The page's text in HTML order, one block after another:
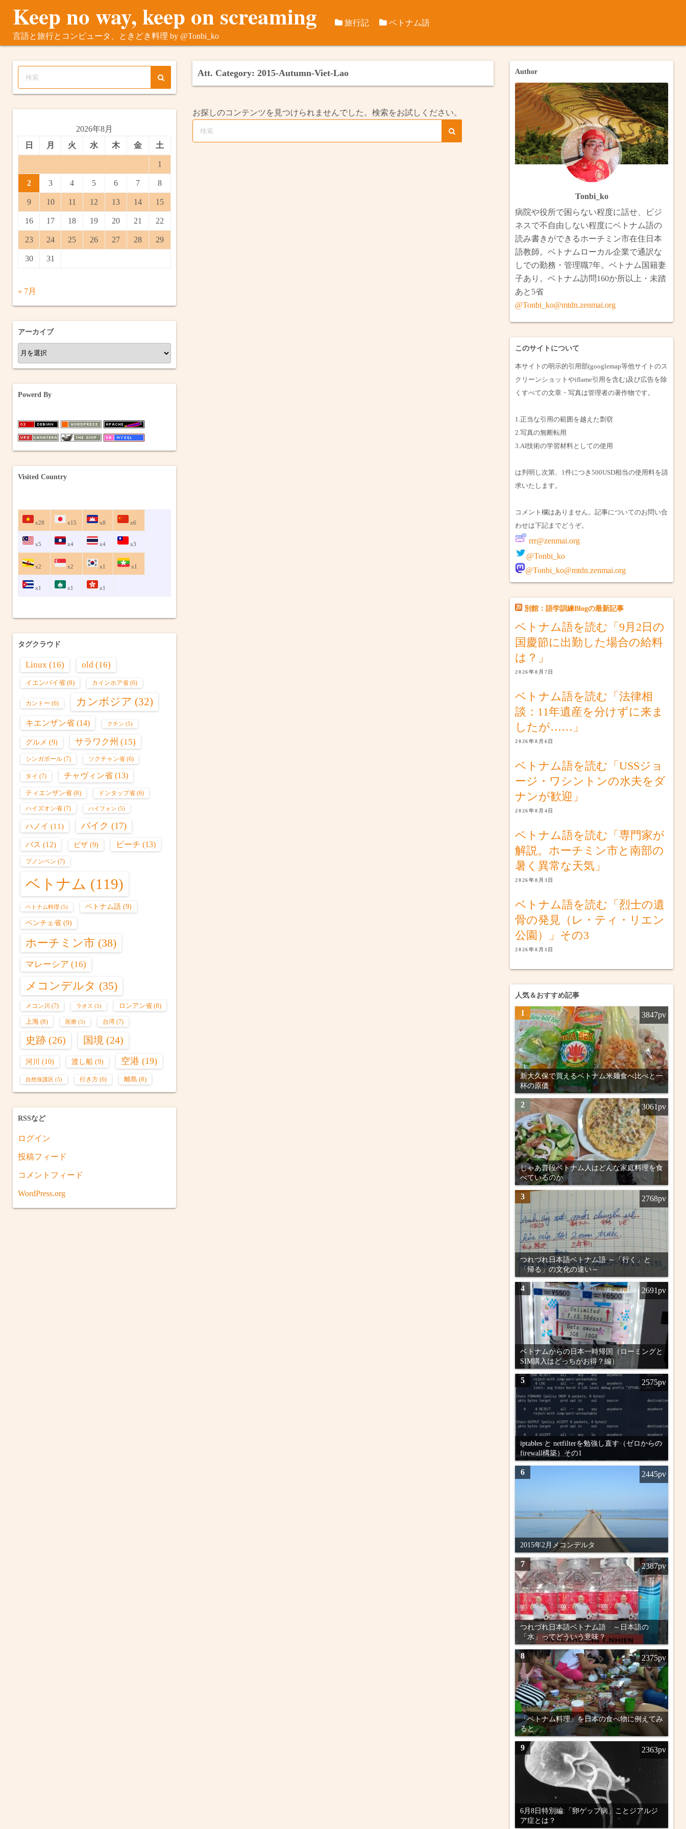
ン
Keep no way, keep on screaming
言語と旅行とコンピュータ、ときどき料理 by @Tonbi_ko
旅行記
旅行データ 訪問歴
ベトナム国内のメコン川について
国際旅行記 2012年8月ベトナム・台湾（完）
2013年インドシナ・ボルネオ
2015年2月メコンデルタ
2015年秋ベトナム・ラオス南部縦断
2016年秋 香港澳門・中国南部・ベトナム・台湾
2017年雲南とベトナム縦断・ラオス・カンボジア
2018年夏ミリ・ブルネイ（完）
2018年秋プノンペン・ウドン（完）
2023年・夫婦でタイ旅行（完）
2018年冬のバイク旅：カンゾー県とゴーコン市・メコン川の渡し船巡り（
2019年テトのバイク旅：ヴィンロン・タンラップ水上村・スヴァイリエン
2019年秋のビザラン旅：ホングとチャムチム（完）
カンゾー県からフェリーでブンタウへ（完）
2021年12月ロンアン省・タイニン省小旅行（完）
ビンズォン省へ焼けた戦車を見に行く（完）
ドンナイ省の巨大マリア像と水上住宅を見に行く（完）
2023年5月メコンデルタのバイク旅（完）
ベトナム語
つれづれ日本語ベトナム語
Att. Category: 2015-Autumn-Viet-Lao
お探しのコンテンツを見つけられませんでした。検索をお試しください。
2026年8月
日
月 火 水 木 金 土
1
2 3 4 5 6 7 8
9 10 11 12 13 14 15
16 17 18 19 20 21 22
23 24 25 26 27 28 29
30 31
« 7月
アーカイブ
ア
ー
Powerd By
Visited Country
x28 x15 x8 x6
x5 x4 x4 x3
x2 x2 x1 x1
x1 x1 x1
タグクラウド
Linux (16) old (16)
イエンバイ省 (8) カインホア省 (6)
カントー (6) カンボジア (32)
キエンザン省 (14) クチン (5)
グルメ (9) サラワク州 (15)
シンガポール (7) ソクチャン省 (6)
タイ (7) チャヴィン省 (13)
ティエンザン省 (8) ドンタップ省 (6)
ハイズオン省 (7) ハイフォン (5)
ハノイ (11) バイク (17)
バス (12) ビザ (9) ビーチ (13)
プノンペン (7)
ベトナム (119)
ベトナム料理 (5) ベトナム語 (9)
ベンチェ省 (9)
ホーチミン市 (38)
マレーシア (16)
メコンデルタ (35)
メコン川 (7) ラオス (5) ロンアン省 (8)
上海 (8) 医療 (5) 台湾 (7)
史跡 (26) 国境 (24)
河川 (10) 渡し船 (9) 空港 (19)
自然保護区 (5) 行き方 (6) 離島 (8)
RSSなど
ログイン
投稿フィード
コメントフィード
WordPress.org
Author
Tonbi_ko
病院や役所で困らない程度に話せ、ビジ
ネスで不自由しない程度にベトナム語の
読み書きができるホーチミン市在住日本
語教師。ベトナムローカル企業で通訳な
しでの勤務・管理職7年。ベトナム国籍妻
子あり。ベトナム訪問160か所以上・未踏
あと5省
@Tonbi_ko@mtdn.zenmai.org
このサイトについて
本サイトの明示的引用部(googlemap等他サイトのス
クリーンショットやiflame引用を含む)及び広告を除
くすべての文章・写真は管理者の著作物です。
1.正当な引用の範囲を越えた剽窃
2.写真の無断転用
3.AI技術の学習材料としての使用
は判明し次第、1件につき500USD相当の使用料を請
求いたします。
コメント欄はありません。記事についてのお問い合
わせは下記までどうぞ。
rrr@zenmai.org
@Tonbi_ko
@Tonbi_ko@mtdn.zenmai.org
別館：語学訓練Blogの最新記事
ベトナム語を読む「9月2日の
国慶節に出勤した場合の給料
は？」
2026年8月7日
ベトナム語を読む「法律相
談：11年遺産を分けずに来ま
したが……」
2026年8月6日
ベトナム語を読む「USSジョ
ージ・ワシントンの水夫をダ
ナンが歓迎」
2026年8月4日
ベトナム語を読む「専門家が
解説。ホーチミン市と南部の
暑く異常な天気」
2026年8月3日
ベトナム語を読む「烈士の遺
骨の発見（レ・ティ・リエン
公園）」その3
2026年8月1日
人気＆おすすめ記事
1
新大久保で買えるベトナム米麺食べ比べと一
杯の原価
3847pv
2
じゃあ普段ベトナム人はどんな家庭料理を食
べているのか
3061pv
3
つれづれ日本語ベトナム語 ～「行く」と
「帰る」の文化の違い～
2768pv
4
ベトナムからの日本一時帰国（ローミングと
SIM購入はどっちがお得？編）
2691pv
5
iptables と netfilterを勉強し直す（ゼロからの
firewall構築）その1
2575pv
6
2015年2月メコンデルタ
2445pv
7
つれづれ日本語ベトナム語 ～日本語の
「水」ってどういう意味？
2387pv
8
「ベトナム料理」を日本の食べ物に例えてみ
ると
2375pv
9
6月8日特別編:「卵ゲップ病」ことジアルジ
ア症とは？
2363pv